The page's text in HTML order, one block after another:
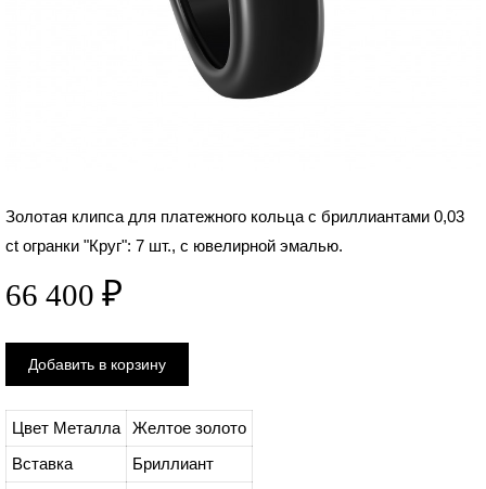
Золотая клипса для платежного кольца с бриллиантами 0,03
ct огранки "Круг": 7 шт., с ювелирной эмалью.
Цвет Металла
Желтое золото
Вставка
Бриллиант